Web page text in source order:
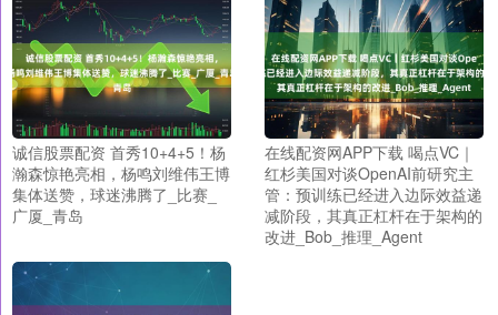
诚信股票配资 首秀10+4+5！杨
瀚森惊艳亮相，杨鸣刘维伟王博
集体送赞，球迷沸腾了_比赛_
广厦_青岛
在线配资网APP下载 喝点VC｜
红杉美国对谈OpenAI前研究主
管：预训练已经进入边际效益递
减阶段，其真正杠杆在于架构的
改进_Bob_推理_Agent